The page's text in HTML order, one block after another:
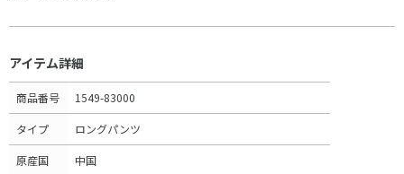
アイテム詳細
商品番号 1549-83000
タイプ ロングパンツ
原産国 中国